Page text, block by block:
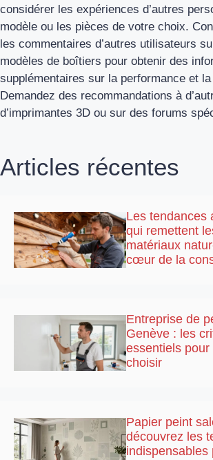
considérer les expériences d’autres
modèle ou les pièces de votre choix.
les commentaires d’autres utilisateurs
modèles de boîtiers pour obtenir des
supplémentaires sur la performance et
Demandez des recommandations à
d’imprimantes 3D ou sur des forums
Articles récentes
Les tendances
qui remettent
matériaux
cœur de la
Entreprise de
Genève : les
essentiels pour
choisir
Papier peint
découvrez les
indispensables